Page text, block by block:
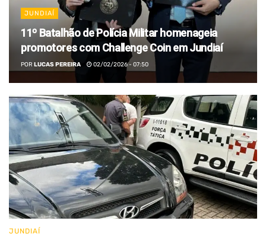
JUNDIAÍ
11º Batalhão de Polícia Militar homenageia
promotores com Challenge Coin em Jundiaí
POR LUCAS PEREIRA 02/02/2026 - 07:50
JUNDIAÍ